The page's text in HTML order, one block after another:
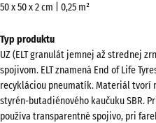
o
Zobraziť
farebnú
paletu
Antracit(active)
50 x 50 x 2 cm | 0,25 m²
na
prepravu
540
x
540
Typ produktu
UZ (ELT granulát jemnej až strednej
spojivom. ELT znamená End of Life
recykláciou pneumatík. Materiál tvorí
styrén-butadiénového kaučuku SBR.
používa transparentné spojivo, pri